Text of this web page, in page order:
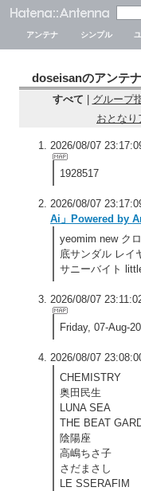
アンテナ シンプル
doseisanのアンテナ
すべて | グループ
おとなり
2026/08/07
1928517
2026/08/07
Ai」Powered by
yeomim new ク
底サンダル レイ
サニーバイト
2026/08/07
Friday, 07-Aug-
2026/08/07
CHEMISTRY
奥田民生
LUNA SEA
THE BEAT
陰陽座
高嶋ちさ子
さだまさし
LE SSERAFIM